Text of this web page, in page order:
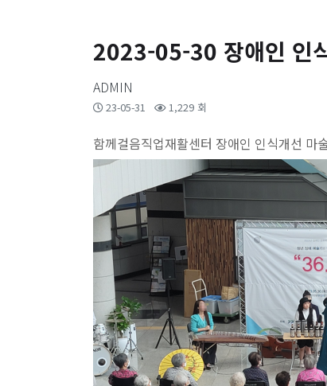
2023-05-30 장애인 인
ADMIN
23-05-31 1,229 회
함께걸음직업재활센터 장애인 인식개선 마